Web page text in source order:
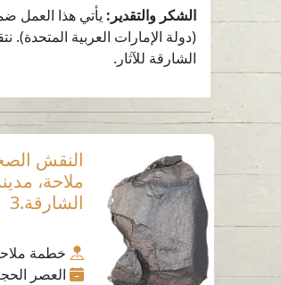
الشكر والتقدير:
(دولة الإمارات العربية
الشارقة للآثار.
ملاحة،
الشارقة.3
خطمة
العصر